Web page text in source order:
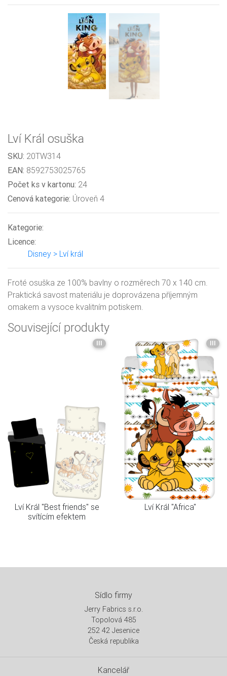
Lví Král osuška
SKU: 20TW314
EAN: 8592753025765
Počet ks v kartonu: 24
Cenová kategorie: Úroveň 4
Kategorie:
Licence:
Disney > Lví král
Froté osuška ze 100% bavlny o rozměrech 70 x 140 cm.
Praktická savost materiálu je doprovázena příjemným
omakem a vysoce kvalitním potiskem.
Související produkty
III
Lví Král "Best friends" se
svítícím efektem
III
Lví Král "Africa"
Sídlo firmy
Jerry Fabrics s.r.o.
Topolová 485
252 42 Jesenice
Česká republika
Kancelář